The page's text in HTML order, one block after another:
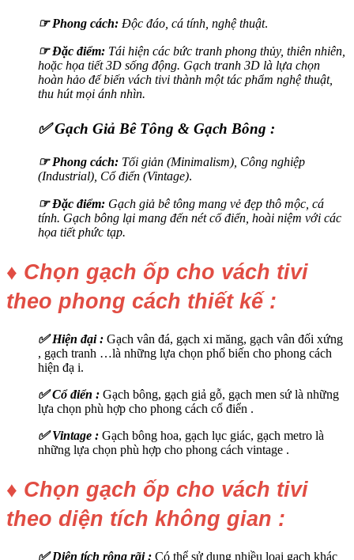
☞Phong cách: Độc đáo, cá tính, nghệ thuật.
☞ Đặc điểm: Tái hiện các bức tranh phong thủy, thiên nhiên,
hoặc họa tiết 3D sống động. Gạch tranh 3D là lựa chọn
hoàn hảo để biến vách tivi thành một tác phẩm nghệ thuật,
thu hút mọi ánh nhìn.
✅ Gạch Giả Bê Tông & Gạch Bông :
☞Phong cách: Tối giản (Minimalism), Công nghiệp
(Industrial), Cổ điển (Vintage).
☞ Đặc điểm: Gạch giả bê tông mang vẻ đẹp thô mộc, cá
tính. Gạch bông lại mang đến nét cổ điển, hoài niệm với các
họa tiết phức tạp.
♦ Chọn gạch ốp cho vách tivi
theo phong cách thiết kế :
✅ Hiện đại : Gạch vân đá, gạch xi măng, gạch vân đối xứng
, gạch tranh …là những lựa chọn phổ biến cho phong cách
hiện đạ i.
✅ Cổ điển : Gạch bông, gạch giả gỗ, gạch men sứ là những
lựa chọn phù hợp cho phong cách cổ điển .
✅ Vintage : Gạch bông hoa, gạch lục giác, gạch metro là
những lựa chọn phù hợp cho phong cách vintage .
♦ Chọn gạch ốp cho vách tivi
theo diện tích không gian :
✅ Diện tích rộng rãi : Có thể sử dụng nhiều loại gạch khác